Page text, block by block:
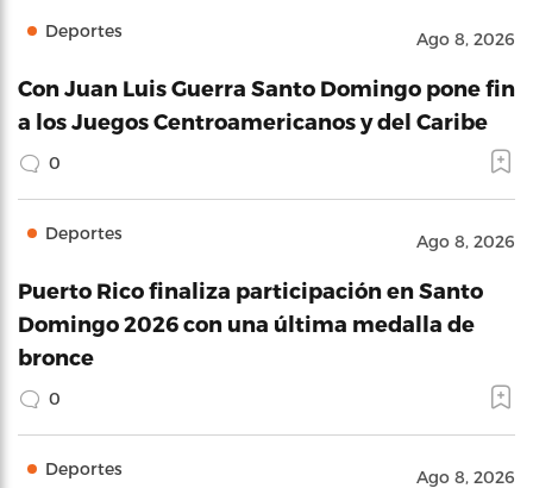
Deportes Ago 8, 2026
Con Juan Luis Guerra Santo Domingo pone fin
a los Juegos Centroamericanos y del Caribe
0
Deportes Ago 8, 2026
Puerto Rico finaliza participación en Santo
Domingo 2026 con una última medalla de
bronce
0
Deportes Ago 8, 2026